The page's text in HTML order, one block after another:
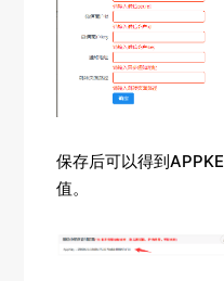
保存后可以得到
值。